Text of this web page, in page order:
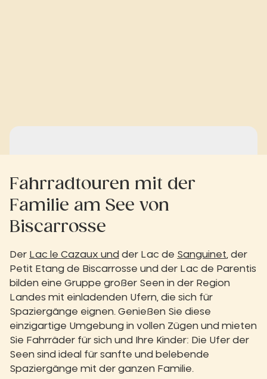
Fahrradtouren mit der
Familie am See von
Biscarrosse
Der Lac le Cazaux und der Lac de Sanguinet , der
Petit Etang de Biscarrosse und der Lac de Parentis
bilden eine Gruppe großer Seen in der Region
Landes mit einladenden Ufern, die sich für
Spaziergänge eignen. Genießen Sie diese
einzigartige Umgebung in vollen Zügen und mieten
Sie Fahrräder für sich und Ihre Kinder: Die Ufer der
Seen sind ideal für sanfte und belebende
Spaziergänge mit der ganzen Familie.